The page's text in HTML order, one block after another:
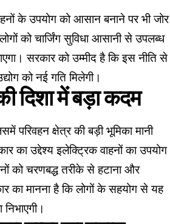
के उपयोग को आसान बनाने पर भी जोर
को चार्जिंग सुविधा आसानी से उपलब्ध
सरकार को उम्मीद है कि इस नीति से
को नई गति मिलेगी।
दिशा में बड़ा कदम
परिवहन क्षेत्र की बड़ी भूमिका मानी
का उद्देश्य इलेक्ट्रिक वाहनों का उपयोग
को चरणबद्ध तरीके से हटाना और
का मानना है कि लोगों के सहयोग से यह